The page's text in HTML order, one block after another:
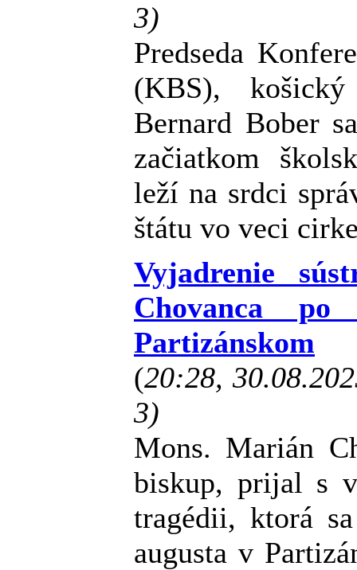
3)
Predseda
(KBS),
Bernard Bober
začiatkom
leží na srdci
štátu vo veci
Vyjadrenie
Chovanca
Partizánskom
(20:28,
3)
Mons. Marián
biskup, prijal s
tragédii, ktorá
augusta v